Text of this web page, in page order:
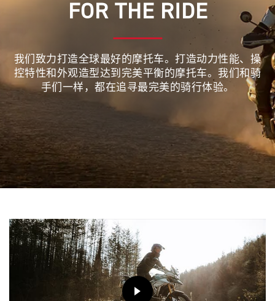
FOR THE RIDE
我们致力打造全球最好的摩托车。打造动力性能、操
控特性和外观造型达到完美平衡的摩托车。我们和骑
手们一样，都在追寻最完美的骑行体验。
PLAY